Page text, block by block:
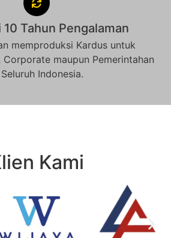
Tahun Pengalaman
memproduksi Kardus untuk
Corporate maupun Pemerintahan
Indonesia.
Kami